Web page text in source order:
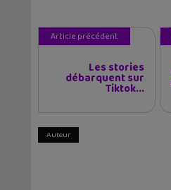
Article précédent
Les stories
débarquent sur
Tiktok...
Auteur